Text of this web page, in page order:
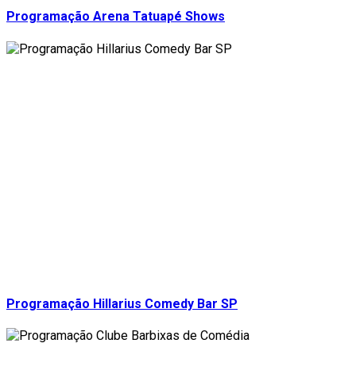
Programação Arena Tatuapé Shows
Programação Hillarius Comedy Bar SP